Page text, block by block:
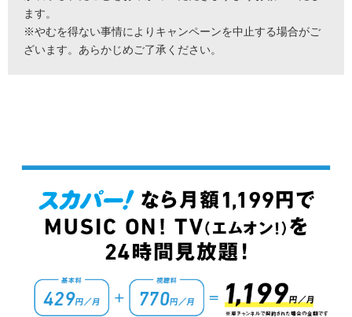
ます。
※やむを得ない事情によりキャンペーンを中止する場合がご
ざいます。あらかじめご了承ください。